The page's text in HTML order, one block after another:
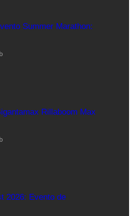
Summer Marathon:
Rillaboom Max
2026: Evento de